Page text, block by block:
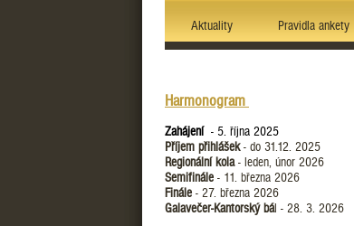
Aktuality Pravidla ankety
Harmonogram
Zahájení - 5. října 2025
Příjem přihlášek- do 31.12. 2025
Regionální kola- leden, únor 2026
Semifinále - 11. března 2026
Finále - 27. března 2026
Galavečer-Kantorský bál - 28. 3. 2026